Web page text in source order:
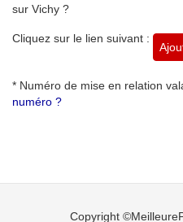
sur Vichy ?
Cliquez sur le lien suivant :
* Numéro de mise en relation
numéro ?
Copyright